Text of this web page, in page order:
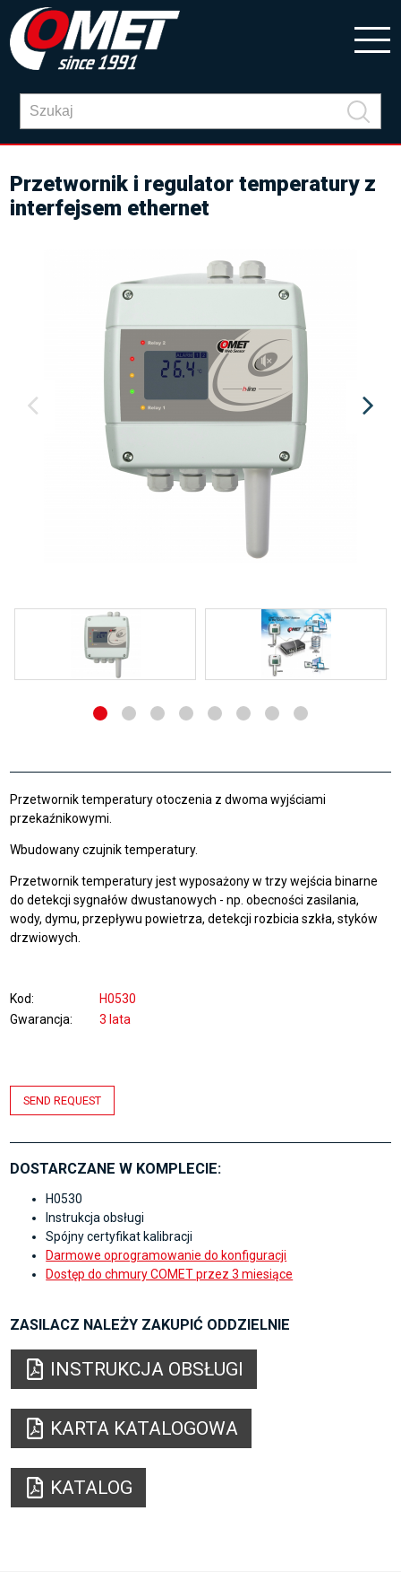
Przetwornik i regulator temperatury z
interfejsem ethernet
Przetwornik temperatury otoczenia z dwoma wyjściami
przekaźnikowymi.
Wbudowany czujnik temperatury.
Przetwornik temperatury jest wyposażony w trzy wejścia binarne
do detekcji sygnałów dwustanowych - np. obecności zasilania,
wody, dymu, przepływu powietrza, detekcji rozbicia szkła, styków
drzwiowych.
Kod
H0530
Gwarancja
3 lata
SEND REQUEST
DOSTARCZANE W KOMPLECIE:
H0530
Instrukcja obsługi
Spójny certyfikat kalibracji
Darmowe oprogramowanie do konfiguracji
Dostęp do chmury COMET przez 3 miesiące
ZASILACZ NALEŻY ZAKUPIĆ ODDZIELNIE
INSTRUKCJA OBSŁUGI
KARTA KATALOGOWA
KATALOG